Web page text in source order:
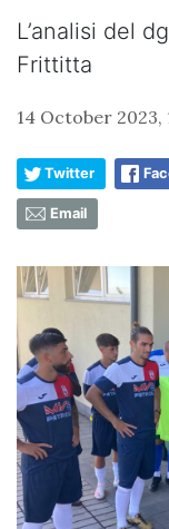
L’analisi del
Frittitta
14 October 2023,
Twitter
Email